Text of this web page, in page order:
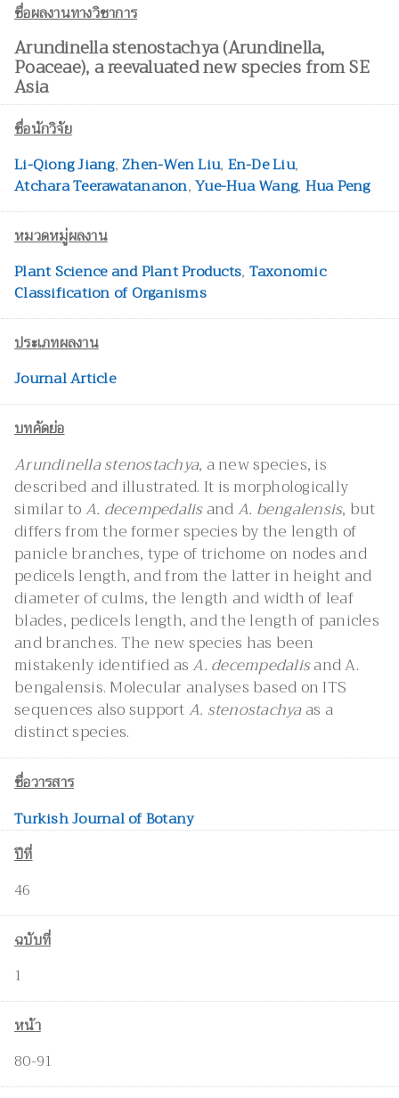
ชื่อผลงานทางวิชาการ
Arundinella stenostachya (Arundinella,
Poaceae), a reevaluated new species from SE
Asia
ชื่อนักวิจัย
Li-Qiong Jiang,Zhen-Wen Liu, En-De Liu,
Atchara Teerawatananon,Yue-Hua Wang, Hua Peng
หมวดหมู่ผลงาน
Plant Science and Plant Products, Taxonomic
Classification of Organisms
ประเภทผลงาน
Journal Article
บทคัดย่อ
Arundinella stenostachya, a new species, is
described and illustrated. It is morphologically
similar toA. decempedalisandA. bengalensis, but
differs from the former species by the length of
panicle branches, type of trichome on nodes and
pedicels length, and from the latter in height and
diameter of culms, the length and width of leaf
blades, pedicels length, and the length of panicles
and branches. The new species has been
mistakenly identified asA. decempedalisand A.
bengalensis. Molecular analyses based on ITS
sequences also supportA. stenostachyaas a
distinct species.
ชื่อวารสาร
Turkish Journal of Botany
ปีที่
46
ฉบับที่
1
หน้า
80-91